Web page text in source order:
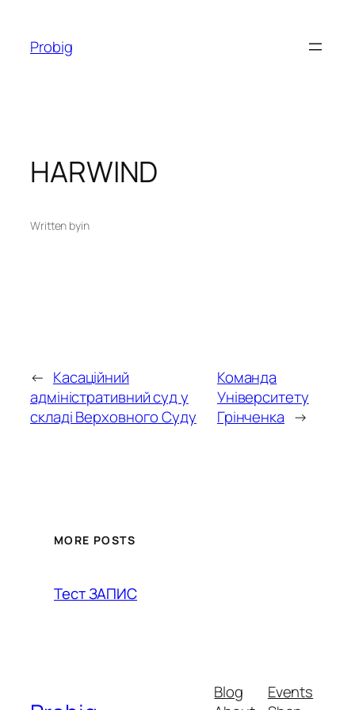
вмісту
Probig
HARWIND
Written byin
← Касаційний
адміністративний суд у
складі Верховного Суду
Команда
Університету
Грінченка →
MORE POSTS
Тест ЗАПИС
Blog
Events